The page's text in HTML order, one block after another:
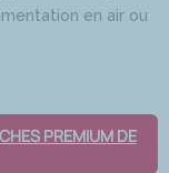
en air ou
PREMIUM DE